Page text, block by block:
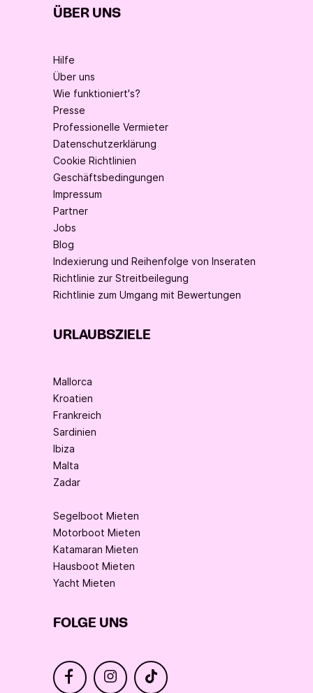
ÜBER UNS
Hilfe
Über uns
Wie funktioniert's?
Presse
Professionelle Vermieter
Datenschutzerklärung
Cookie Richtlinien
Geschäftsbedingungen
Impressum
Partner
Jobs
Blog
Indexierung und Reihenfolge von Inseraten
Richtlinie zur Streitbeilegung
Richtlinie zum Umgang mit Bewertungen
URLAUBSZIELE
Mallorca
Kroatien
Frankreich
Sardinien
Ibiza
Malta
Zadar
Segelboot Mieten
Motorboot Mieten
Katamaran Mieten
Hausboot Mieten
Yacht Mieten
FOLGE UNS